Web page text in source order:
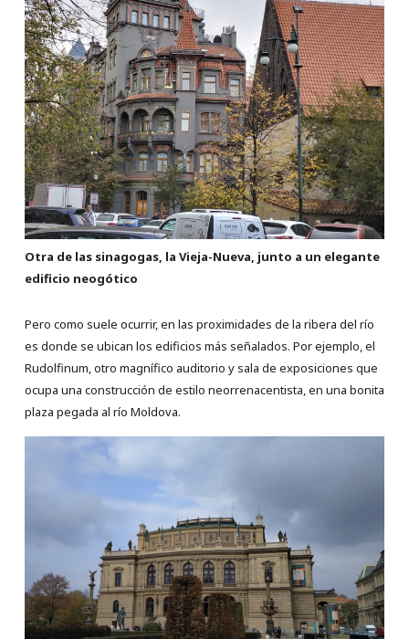
Otra de las sinagogas, la Vieja-Nueva, junto a un elegante
edificio neogótico
Pero como suele ocurrir, en las proximidades de la ribera del río
es donde se ubican los edificios más señalados. Por ejemplo, el
Rudolfinum, otro magnífico auditorio y sala de exposiciones que
ocupa una construcción de estilo neorrenacentista, en una bonita
plaza pegada al río Moldova.